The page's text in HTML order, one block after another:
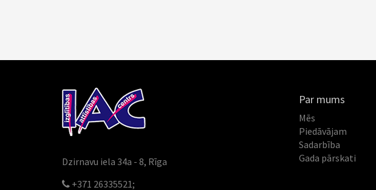
Dzirnavu iela 34a - 8, Rīga
+371 26335521;
Par mums
Mēs
Piedāvājam
Sadarbība
Gada pārskati